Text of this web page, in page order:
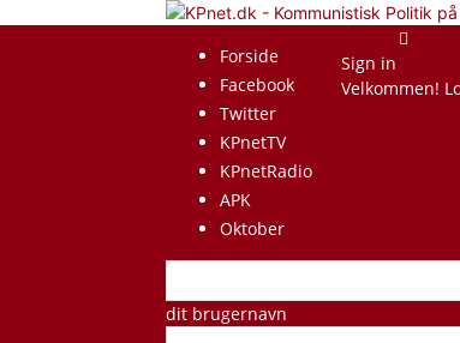
Forside
Facebook
Twitter
KPnetTV
KPnetRadio
APK
Oktober
Sign in
Velkommen!
dit brugernavn